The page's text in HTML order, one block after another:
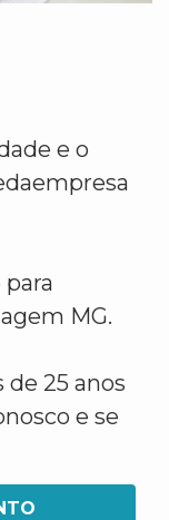
e o
MG.
25 anos
e se